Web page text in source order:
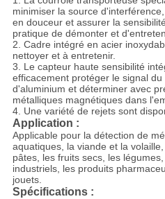
minimiser la source
en douceur et assurer la
pratique de démonter et
2. Cadre intégré en acier
nettoyer et à entretenir.
3. Le capteur haute sensibilité
efficacement protéger le signal
d'aluminium et déterminer avec
métalliques magnétiques dans
4. Une variété de rejets sont
Application :
Applicable pour la détection de
aquatiques, la viande et la
pâtes, les fruits secs, les
industriels, les produits
jouets.
Spécifications :